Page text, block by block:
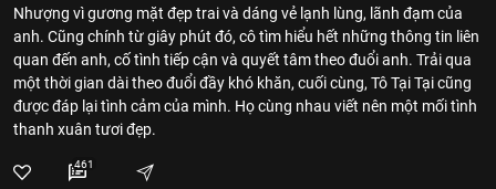
Nhượng vì gương mặt đẹp trai và dáng vẻ lạnh lùng, lãnh đạm của
anh. Cũng chính từ giây phút đó, cô tìm hiểu hết những thông tin liên
quan đến anh, cố tình tiếp cận và quyết tâm theo đuổi anh. Trải qua
một thời gian dài theo đuổi đầy khó khăn, cuối cùng, Tô Tại Tại cũng
được đáp lại tình cảm của mình. Họ cùng nhau viết nên một mối tình
thanh xuân tươi đẹp.
461